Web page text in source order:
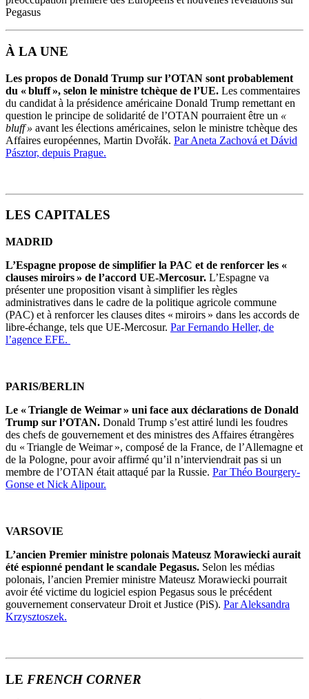
Pegasus
À LA UNE
Les propos de Donald Trump sur l’OTAN sont probablement
du « bluff », selon le ministre tchèque de l’UE. Les commentaires
du candidat à la présidence américaine Donald Trump remettant en
question le principe de solidarité de l’OTAN pourraient être un «
bluff » avant les élections américaines, selon le ministre tchèque des
Affaires européennes, Martin Dvořák. Par Aneta Zachová et Dávid
Pásztor, depuis Prague.
LES CAPITALES
MADRID
L’Espagne propose de simplifier la PAC et de renforcer les «
clauses miroirs » de l’accord UE-Mercosur. L’Espagne va
présenter une proposition visant à simplifier les règles
administratives dans le cadre de la politique agricole commune
(PAC) et à renforcer les clauses dites « miroirs » dans les accords de
libre-échange, tels que UE-Mercosur. Par Fernando Heller, de
l’agence EFE.
PARIS/BERLIN
Le « Triangle de Weimar » uni face aux déclarations de Donald
Trump sur l’OTAN. Donald Trump s’est attiré lundi les foudres
des chefs de gouvernement et des ministres des Affaires étrangères
du « Triangle de Weimar », composé de la France, de l’Allemagne et
de la Pologne, pour avoir affirmé qu’il n’interviendrait pas si un
membre de l’OTAN était attaqué par la Russie. Par Théo Bourgery-
Gonse et Nick Alipour.
VARSOVIE
L’ancien Premier ministre polonais Mateusz Morawiecki aurait
été espionné pendant le scandale Pegasus. Selon les médias
polonais, l’ancien Premier ministre Mateusz Morawiecki pourrait
avoir été victime du logiciel espion Pegasus sous le précédent
gouvernement conservateur Droit et Justice (PiS). Par Aleksandra
Krzysztoszek.
LE FRENCH CORNER